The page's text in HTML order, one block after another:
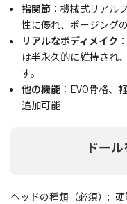
指関節 ：機械式リアル
性に優れ、ポージング
リアルなボディメイク
は半永久的に維持され
す。
他の機能 ：EVO骨格、
追加可能
ドー
ヘッドの種類（必須）: